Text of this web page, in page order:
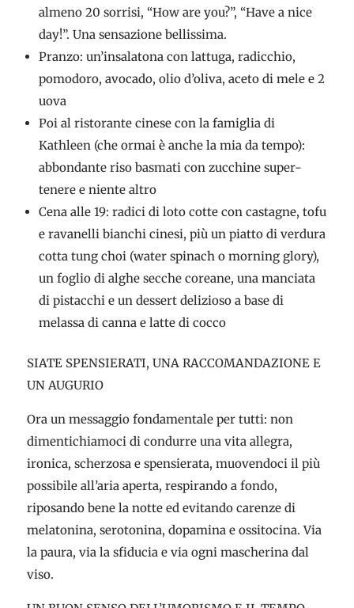
almeno 20 sorrisi, “How are you?”, “Have a nice
day!”. Una sensazione bellissima.
Pranzo: un’insalatona con lattuga, radicchio,
pomodoro, avocado, olio d’oliva, aceto di mele e 2
uova
Poi al ristorante cinese con la famiglia di
Kathleen (che ormai è anche la mia da tempo):
abbondante riso basmati con zucchine super-
tenere e niente altro
Cena alle 19: radici di loto cotte con castagne, tofu
e ravanelli bianchi cinesi, più un piatto di verdura
cotta tung choi (water spinach o morning glory),
un foglio di alghe secche coreane, una manciata
di pistacchi e un dessert delizioso a base di
melassa di canna e latte di cocco
SIATE SPENSIERATI, UNA RACCOMANDAZIONE E
UN AUGURIO
Ora un messaggio fondamentale per tutti: non
dimentichiamoci di condurre una vita allegra,
ironica, scherzosa e spensierata, muovendoci il più
possibile all’aria aperta, respirando a fondo,
riposando bene la notte ed evitando carenze di
melatonina, serotonina, dopamina e ossitocina. Via
la paura, via la sfiducia e via ogni mascherina dal
viso.